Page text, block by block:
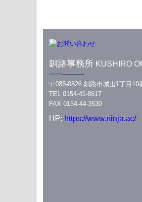
釧路事務所KUSHIRO
━━─────
〒085-0826 釧路市城山1丁目10
TEL 0154-41-8617
FAX 0154-44-3530
HP: https://www.ninja.ac/